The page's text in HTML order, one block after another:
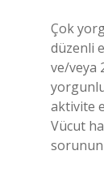
Çok
düzenli
ve/veya
aktivite
Vücut